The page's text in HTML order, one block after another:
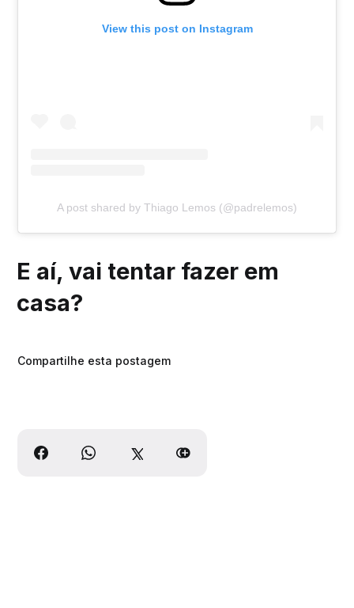
View this post on Instagram
A post shared by Thiago Lemos (@padrelemos)
E aí, vai tentar fazer em
casa?
Compartilhe esta postagem